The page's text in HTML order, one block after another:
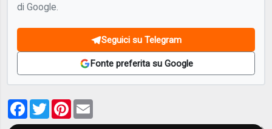
di Google.
Seguici su Telegram
Fonte preferita su Google
Facebook
TwitterPinterest